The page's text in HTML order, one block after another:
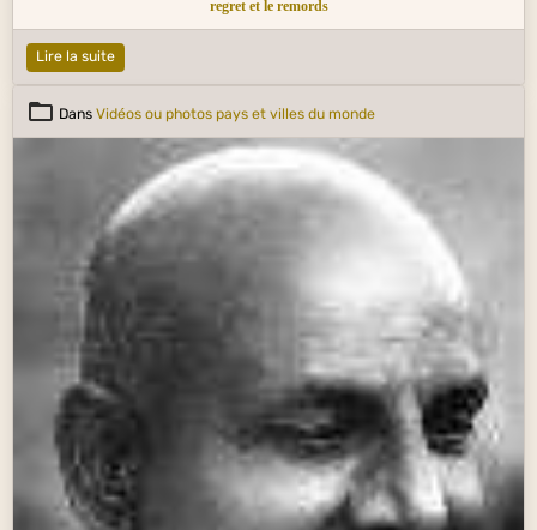
regret et le remords
Lire la suite
Dans Vidéos ou photos pays et villes du monde